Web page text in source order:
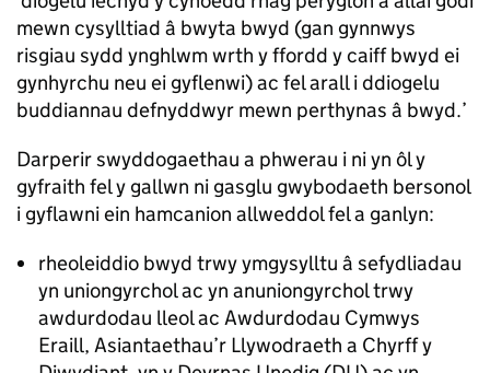
mewn cysylltiad â bwyta bwyd (gan gynnwys
risgiau sydd ynghlwm wrth y ffordd y caiff bwyd ei
gynhyrchu neu ei gyflenwi) ac fel arall i ddiogelu
buddiannau defnyddwyr mewn perthynas â bwyd.’
Darperir swyddogaethau a phwerau i ni yn ôl y
gyfraith fel y gallwn ni gasglu gwybodaeth bersonol
i gyflawni ein hamcanion allweddol fel a ganlyn:
rheoleiddio bwyd trwy ymgysylltu â sefydliadau
yn uniongyrchol ac yn anuniongyrchol trwy
awdurdodau lleol ac Awdurdodau Cymwys
Eraill, Asiantaethau’r Llywodraeth a Chyrff y